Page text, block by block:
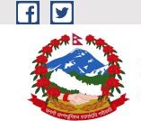
Skip to main content